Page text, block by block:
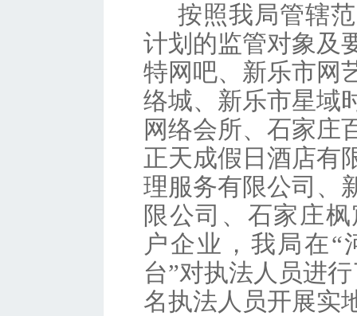
按照我局管辖
计划的监管对象及
特网吧、新乐市网
络城、新乐市星域
网络会所、石家庄
正天成假日酒店有
理服务有限公司、
限公司、石家庄
户企业，我局在“
台”对执法人员进
名执法人员开展实